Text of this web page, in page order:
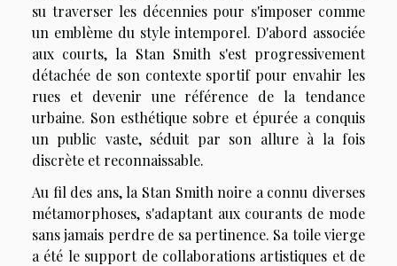
su traverser les décennies pour s'imposer comme
un emblème du style intemporel. D'abord associée
aux courts, la Stan Smith s'est progressivement
détachée de son contexte sportif pour envahir les
rues et devenir une référence de la tendance
urbaine. Son esthétique sobre et épurée a conquis
un public vaste, séduit par son allure à la fois
discrète et reconnaissable.
Au fil des ans, la Stan Smith noire a connu diverses
métamorphoses, s'adaptant aux courants de mode
sans jamais perdre de sa pertinence. Sa toile vierge
a été le support de collaborations artistiques et de